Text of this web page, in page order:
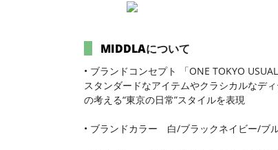
MIDDLAについて
• ブランドコンセプト 「ONE TOKYO USUAL
スタンダードなアイテムやクラシカルなデ
の考える“東京の日常”スタイルを表現
• ブランドカラー 白/ブラックネイビー/ブ